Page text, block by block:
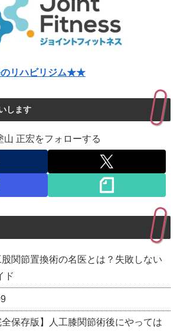
リハビリジム★★
します
山 正宏をフォローする
関節置換術の名医とは？失敗しない
ド
保存版】人工膝関節術後にやっては